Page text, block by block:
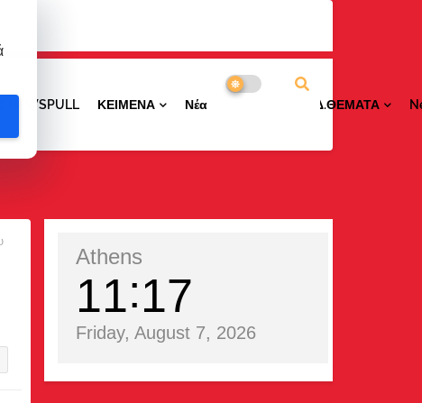
NEWSPULL ΚΕΙΜΕΝΑ ΝέαΠΕΡΙΟΧΩΝ ΕΙΔ.ΘΕΜΑΤΑ
Athens
11 17
Friday, August 7, 2026